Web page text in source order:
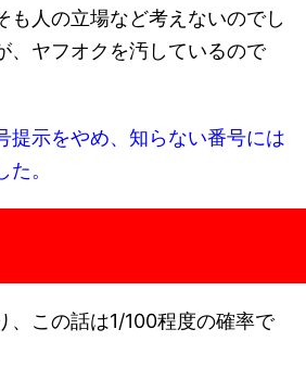
も人の立場など考えないのでし
、ヤフオクを汚しているので
提示をやめ、知らない番号には
。
、この話は1/100程度の確率で